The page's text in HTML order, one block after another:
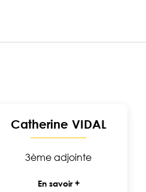
Catherine VIDAL
3ème adjointe
En savoir +